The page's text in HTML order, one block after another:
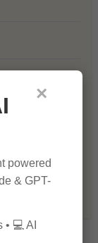
×
powered
& GPT-
💻 AI